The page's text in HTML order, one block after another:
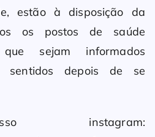
estão à disposição da
os postos de saúde
sejam informados
sentidos depois de se
instagram: